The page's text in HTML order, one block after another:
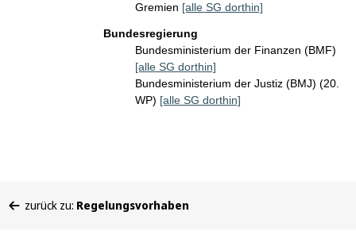
Gremien [alle SG dorthin]
Bundesregierung
Bundesministerium der Finanzen (BMF)
[alle SG dorthin]
Bundesministerium der Justiz (BMJ) (20.
WP) [alle SG dorthin]
befinden
zurück zu: Regelungsvorhaben